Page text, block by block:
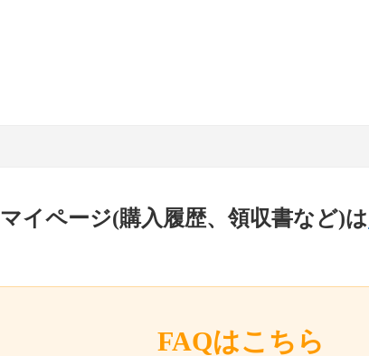
マイページ(購入履歴、領収書など)は
FAQはこちら